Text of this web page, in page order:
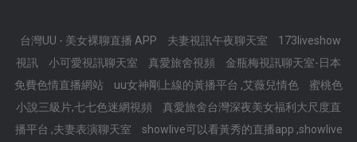
台灣UU - 美女裸聊直播 APP 夫妻視訊午夜聊天室
173liveshow
視訊
小可愛視訊聊天室 真愛旅舍視頻
金瓶梅視訊聊天室-日本
免費色情直播網站
uu女神剛上線的黃播平台 ,艾薇兒情色
蜜桃色
小說三級片,七七色迷網視頻
真愛旅舍台灣深夜美女福利大尺度直
播平台 ,夫妻表演聊天室
showlive可以看黃秀的直播app ,showlive